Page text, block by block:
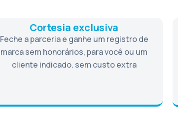
Cortesia exclusiva
Feche a parceria e ganhe um registro de
marca sem honorários, para você ou um
cliente indicado. sem custo extra